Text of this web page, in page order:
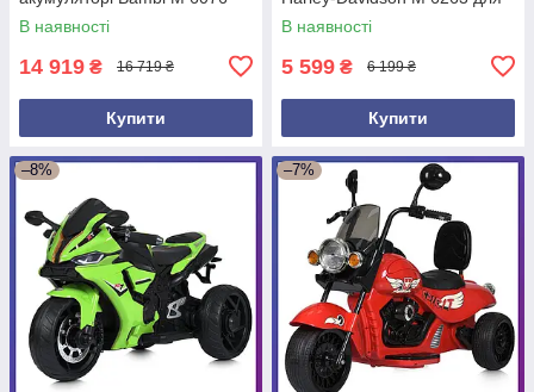
для дітей 3-8 років Червоний
В наявності
14 919 ₴ 16 719 ₴
Купити
дітей 3-8 років Білий
В наявності
5 599 ₴ 6 199 ₴
Купити
–8% –7%